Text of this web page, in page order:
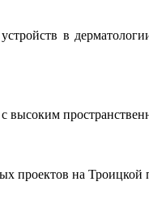
в
высоким
проектов на